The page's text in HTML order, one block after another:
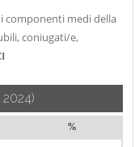
componenti medi della
coniugati/e,
%